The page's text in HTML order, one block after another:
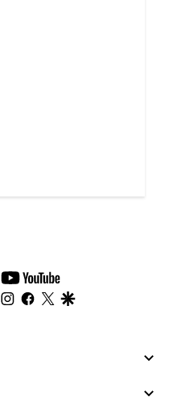
youtube-
footer
instagram
facebook
twitter